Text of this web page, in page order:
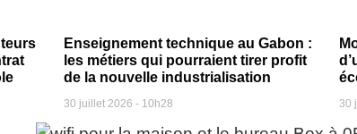
Enseignement technique au Gabon :
les métiers qui pourraient tirer profit
de la nouvelle industrialisation
30 juillet 2026 10h28 30